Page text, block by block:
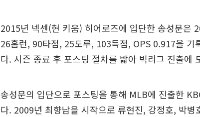
2015년 넥센(현 키움) 히어로즈에 입단한 송성문은
26홈런, 90타점, 25도루, 103득점, OPS 0.917을 기
다. 시즌 종료 후 포스팅 절차를 밟아 빅리그 진출에
송성문의 입단으로 포스팅을 통해 MLB에 진출한
다. 2009년 최향남을 시작으로 류현진, 강정호, 박